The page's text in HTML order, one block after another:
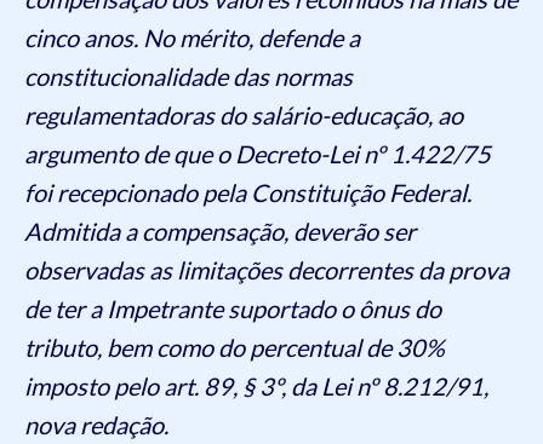
cinco anos. No mérito, defende a
constitucionalidade das normas
regulamentadoras do salário-educação, ao
argumento de que o Decreto-Lei nº 1.422/75
foi recepcionado pela Constituição Federal.
Admitida a compensação, deverão ser
observadas as limitações decorrentes da prova
de ter a Impetrante suportado o ônus do
tributo, bem como do percentual de 30%
imposto pelo art. 89, § 3º, da Lei nº 8.212/91,
nova redação.